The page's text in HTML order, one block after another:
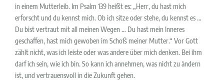
in einem Mutterleib. Im Psalm 139 heißt es: „Herr, du hast mich
erforscht und du kennst mich. Ob ich sitze oder stehe, du kennst es …
Du bist vertraut mit all meinen Wegen … Du hast mein Inneres
geschaffen, hast mich gewoben im Schoß meiner Mutter.“ Vor Gott
zählt nicht, was ich leiste oder was andere über mich denken. Bei ihm
darf ich sein, wie ich bin. So kann ich annehmen, was nicht zu ändern
ist, und vertrauensvoll in die Zukunft gehen.